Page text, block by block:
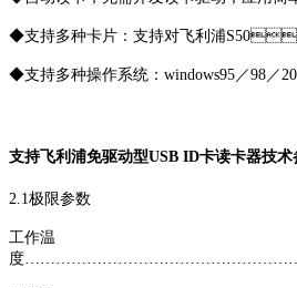
◆支持多种卡片：支持对飞利浦
◆支持多种操作系统：windows95／98／
支持飞利浦免驱动型USB ID卡读卡器技术
2.1极限参数
工作温
度